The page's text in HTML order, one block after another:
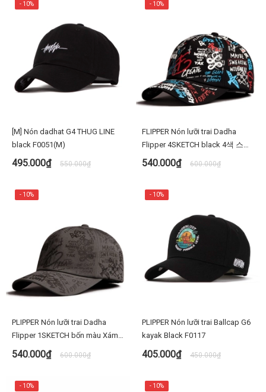
- 10%
[M] Nón dadhat G4 THUG LINE
black F0051(M)
495.000₫ 550.000₫
- 10%
FLIPPER Nón lưỡi trai Dadha
Flipper 4SKETCH black 4색 스케
치 볼캡 FL394
540.000₫ 600.000₫
- 10%
PLIPPER Nón lưỡi trai Dadha
Flipper 1SKETCH bốn màu Xám
FL393 1색스케치
540.000₫ 600.000₫
- 10%
PLIPPER Nón lưỡi trai Ballcap G6
kayak Black F0117
405.000₫ 450.000₫
- 10% - 10%